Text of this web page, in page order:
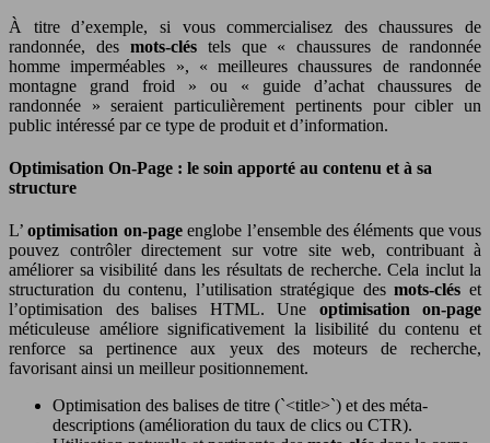
À titre d’exemple, si vous commercialisez des chaussures de
randonnée, des mots-clés tels que « chaussures de randonnée
homme imperméables », « meilleures chaussures de randonnée
montagne grand froid » ou « guide d’achat chaussures de
randonnée » seraient particulièrement pertinents pour cibler un
public intéressé par ce type de produit et d’information.
Optimisation On-Page : le soin apporté au contenu et à sa
structure
L’optimisation on-pageenglobe l’ensemble des éléments que vous
pouvez contrôler directement sur votre site web, contribuant à
améliorer sa visibilité dans les résultats de recherche. Cela inclut la
structuration du contenu, l’utilisation stratégique desmots-cléset
l’optimisation des balises HTML. Une optimisation on-page
méticuleuse améliore significativement la lisibilité du contenu et
renforce sa pertinence aux yeux des moteurs de recherche,
favorisant ainsi un meilleur positionnement.
Optimisation des balises de titre (`<title>`) et des méta-
descriptions (amélioration du taux de clics ou CTR).